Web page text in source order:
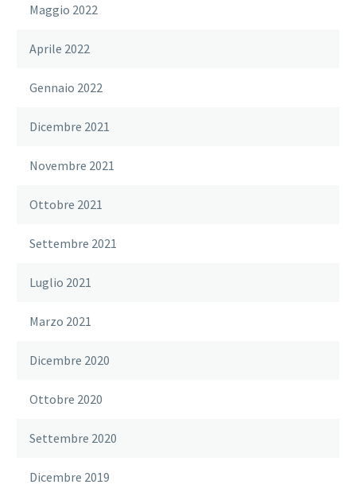
Maggio 2022
Aprile 2022
Gennaio 2022
Dicembre 2021
Novembre 2021
Ottobre 2021
Settembre 2021
Luglio 2021
Marzo 2021
Dicembre 2020
Ottobre 2020
Settembre 2020
Dicembre 2019